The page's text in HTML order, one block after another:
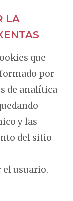
LA
que
por
de analítica
y las
del sitio
el usuario.